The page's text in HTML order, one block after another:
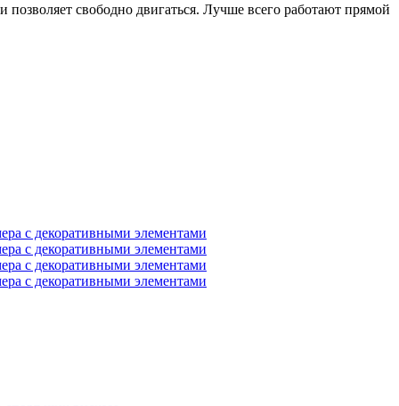
позволяет свободно двигаться. Лучше всего работают прямой